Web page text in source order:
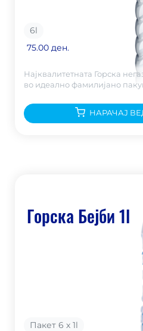
6l
75.00 ден.
Најквалитетната Горска
во идеално фамилијано
НАРАЧАЈ
Горска Бејби 1l
Пакет 6 х 1l